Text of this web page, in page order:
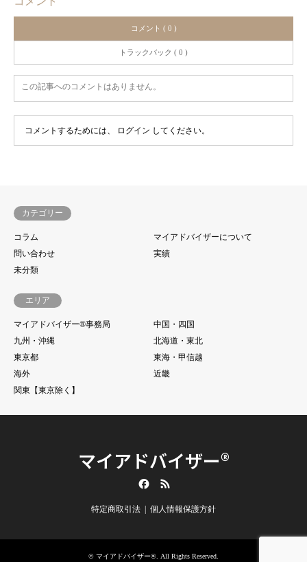
コメント ( 0 )
トラックバック ( 0 )
この記事へのコメントはありません。
コメントするためには、 ログイン してください。
カテゴリー
コラム
マイアドバイザーについて
問い合わせ
実績
未分類
エリア
マイアドバイザー®事務局
中国・四国
九州・沖縄
北海道・東北
東京都
東海・甲信越
海外
近畿
関東【東京除く】
マイアドバイザー®
特定商取引法 個人情報保護方針
© マイアドバイザー® . All Rights Reserved.